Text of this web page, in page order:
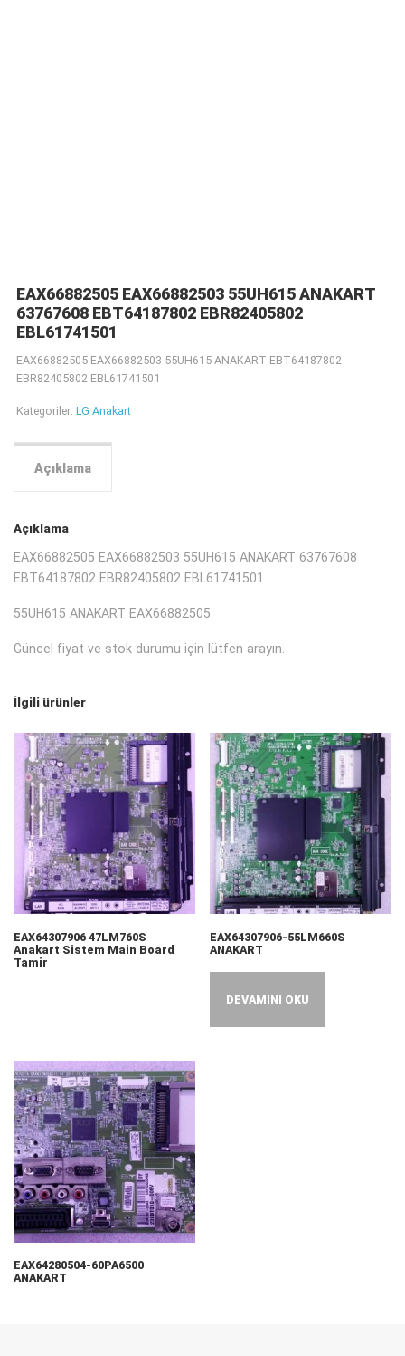
EAX66882505 EAX66882503 55UH615 ANAKART
63767608 EBT64187802 EBR82405802
EBL61741501
EAX66882505 EAX66882503 55UH615 ANAKART EBT64187802
EBR82405802 EBL61741501
Kategoriler: LG Anakart
Açıklama
Açıklama
EAX66882505 EAX66882503 55UH615 ANAKART 63767608
EBT64187802 EBR82405802 EBL61741501
55UH615 ANAKART EAX66882505
Güncel fiyat ve stok durumu için lütfen arayın.
İlgili ürünler
EAX64307906 47LM760S
Anakart Sistem Main Board
Tamir
EAX64307906-55LM660S
ANAKART
DEVAMINI OKU
EAX64280504-60PA6500
ANAKART